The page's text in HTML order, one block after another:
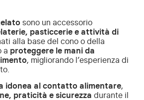
sono un accessorio
pasticcerie e attività di
alla base del cono o della
a proteggere le mani da
, migliorando l’esperienza di
idonea al contatto alimentare,
praticità e sicurezza durante il